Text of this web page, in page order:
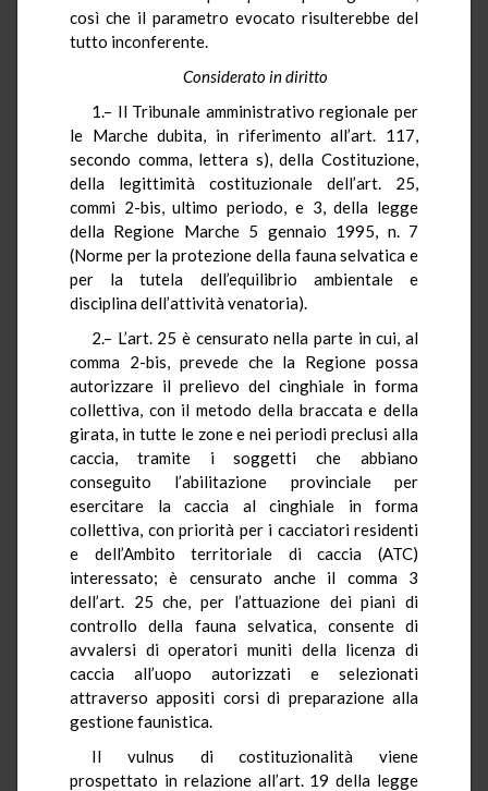
così che il parametro evocato risulterebbe del
tutto inconferente.
Considerato in diritto
1.– Il Tribunale amministrativo regionale per
le Marche dubita, in riferimento all’art. 117,
secondo comma, lettera s), della Costituzione,
della legittimità costituzionale dell’art. 25,
commi 2-bis, ultimo periodo, e 3, della legge
della Regione Marche 5 gennaio 1995, n. 7
(Norme per la protezione della fauna selvatica e
per la tutela dell’equilibrio ambientale e
disciplina dell’attività venatoria).
2.– L’art. 25 è censurato nella parte in cui, al
comma 2-bis, prevede che la Regione possa
autorizzare il prelievo del cinghiale in forma
collettiva, con il metodo della braccata e della
girata, in tutte le zone e nei periodi preclusi alla
caccia, tramite i soggetti che abbiano
conseguito l’abilitazione provinciale per
esercitare la caccia al cinghiale in forma
collettiva, con priorità per i cacciatori residenti
e dell’Ambito territoriale di caccia (ATC)
interessato; è censurato anche il comma 3
dell’art. 25 che, per l’attuazione dei piani di
controllo della fauna selvatica, consente di
avvalersi di operatori muniti della licenza di
caccia all’uopo autorizzati e selezionati
attraverso appositi corsi di preparazione alla
gestione faunistica.
Il vulnus di costituzionalità viene
prospettato in relazione all’art. 19 della legge